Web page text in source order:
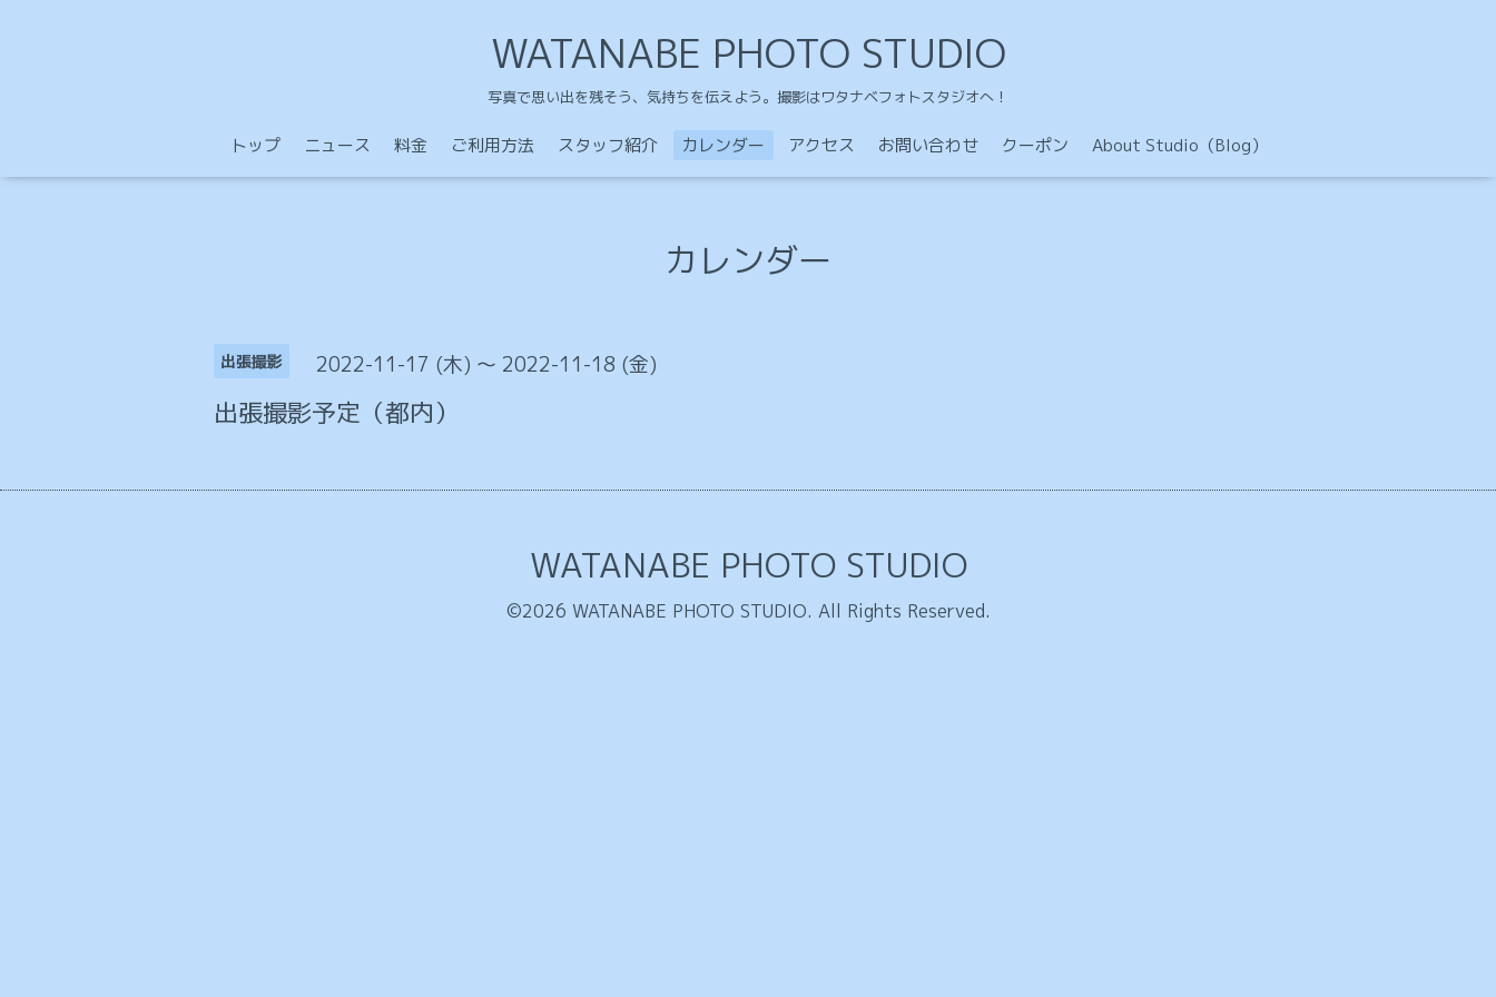
WATANABE PHOTO STUDIO
写真で思い出を残そう、気持ちを伝えよう。撮影はワタナベフォトスタジオへ！
トップ ニュース 料金 ご利用方法 スタッフ紹介 カレンダー アクセス お問い合わせ クーポン About Studio（Blog）
カレンダー
出張撮影 2022-11-17 (木) ～ 2022-11-18 (金)
出張撮影予定（都内）
WATANABE PHOTO STUDIO
©2026 WATANABE PHOTO STUDIO. All Rights Reserved.